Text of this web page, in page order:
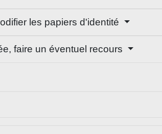
les papiers d'identité
faire un éventuel recours